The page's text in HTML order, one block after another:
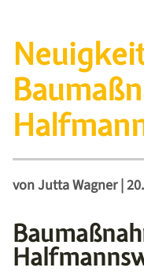
vonJutta Wagner|